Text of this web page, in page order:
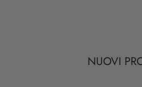
NUOVI